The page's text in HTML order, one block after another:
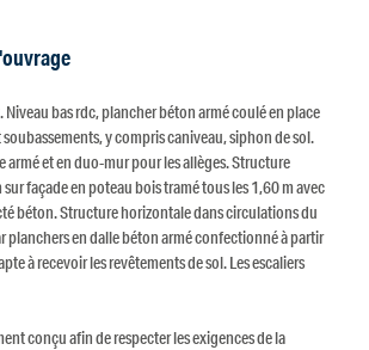
bas rdc, plancher béton armé coulé en place
y compris caniveau, siphon de sol.
armé et en duo-mur pour les allèges. Structure
façade en poteau bois tramé tous les 1,60 m avec
béton. Structure horizontale dans circulations du
planchers en dalle béton armé confectionné à partir
à recevoir les revêtements de sol. Les escaliers
conçu afin de respecter les exigences de la